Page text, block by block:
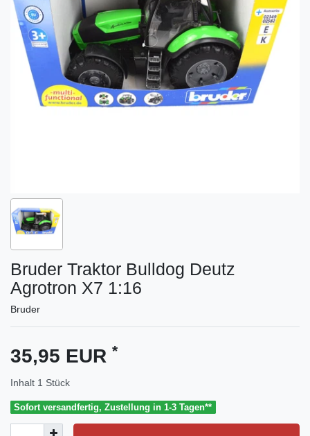
Bruder Traktor Bulldog Deutz
Agrotron X7 1:16
Bruder
35,95 EUR *
Inhalt 1 Stück
Sofort versandfertig, Zustellung in 1-3 Tagen**